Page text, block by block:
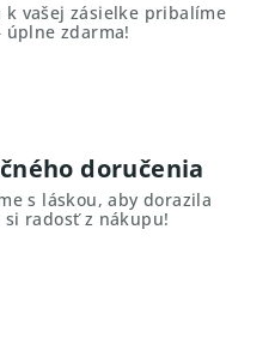
k vašej zásielke pribalíme
úplne zdarma!
doručenia
s láskou, aby dorazila
radosť z nákupu!